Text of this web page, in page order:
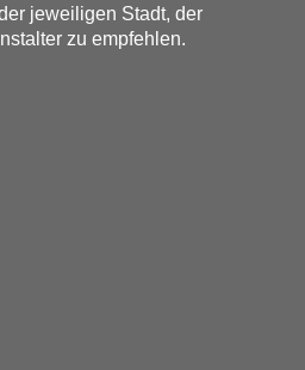
jeweiligen Stadt, der
zu empfehlen.